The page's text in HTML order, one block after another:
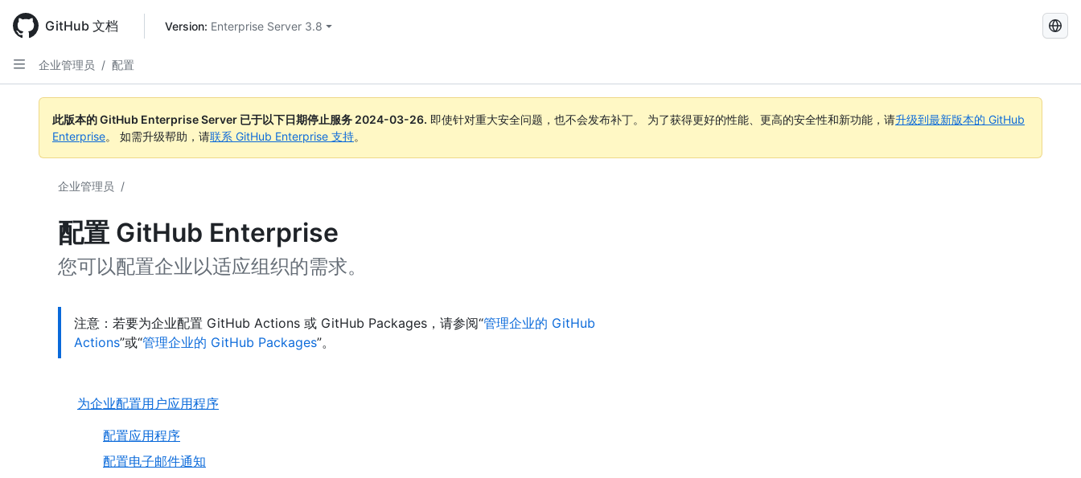
main
content
GitHub 文档 Version: Enterprise Server 3.8
Docs
企业管理员 / 配置
此版本的 GitHub Enterprise Server 已于以下日期停止服务 2024-03-26. 即使针对重大安全问题，也不会发布补丁。 为了获得更好的性能、更高的安全性和新功能，请升级到最新版本的 GitHub
Enterprise。 如需升级帮助，请联系 GitHub Enterprise 支持。
企业管理员 /
配置 GitHub Enterprise
您可以配置企业以适应组织的需求。
注意：若要为企业配置 GitHub Actions 或 GitHub Packages，请参阅“管理企业的 GitHub
Actions”或“管理企业的 GitHub Packages”。
为企业配置用户应用程序
配置应用程序
配置电子邮件通知